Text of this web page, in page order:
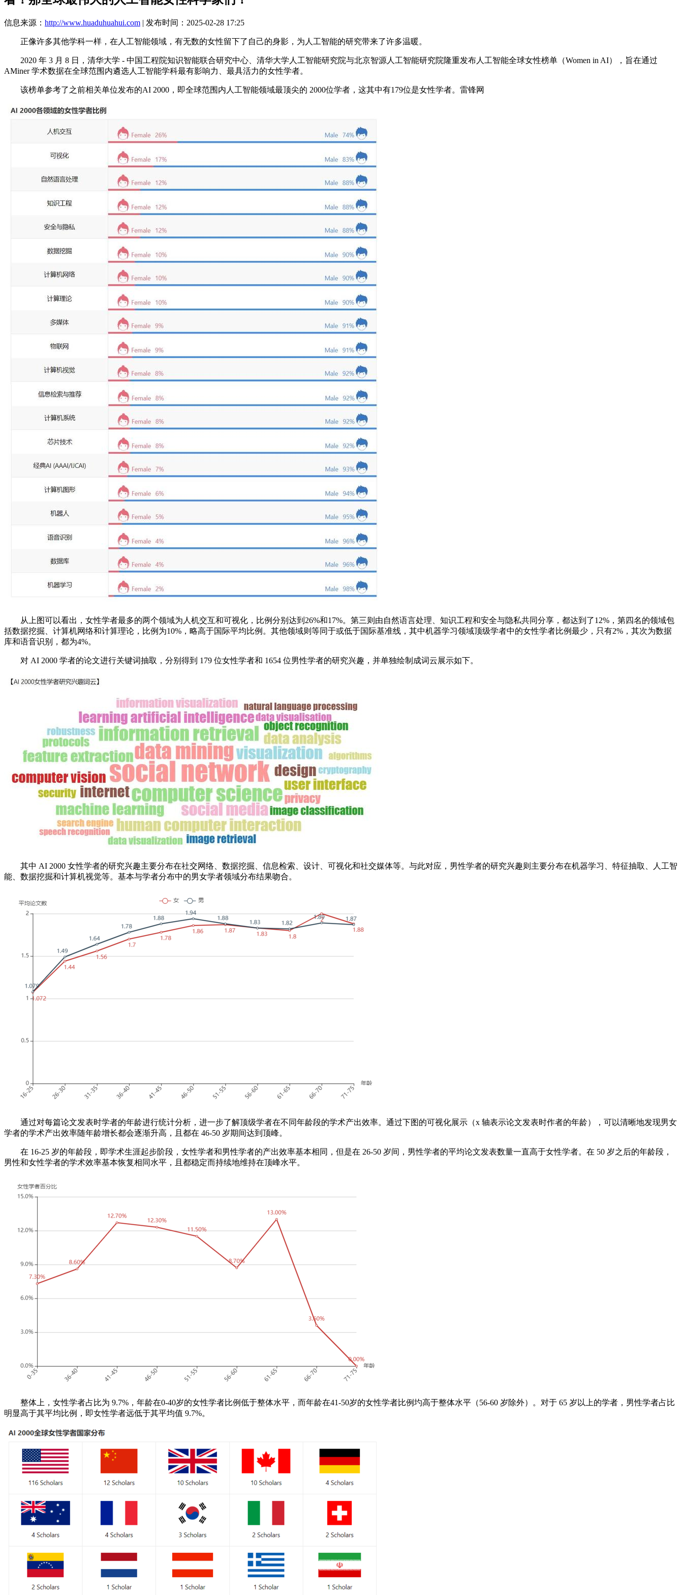
信息来源： http://www.huaduhuahui.com | 发布时间：2025-02-28 17:25
正像许多其他学科一样，在人工智能领域，有无数的女性留下了自己的身影，为人工智能的研究带来了许多温暖。
2020 年 3 月 8 日，清华大学 - 中国工程院知识智能联合研究中心、清华大学人工智能研究院与北京智源人工智能研究院隆重发布人工智能全球女性榜单（Women in AI），旨在通过
AMiner 学术数据在全球范围内遴选人工智能学科最有影响力、最具活力的女性学者。
该榜单参考了之前相关单位发布的AI 2000，即全球范围内人工智能领域最顶尖的 2000位学者，这其中有179位是女性学者。雷锋网
从上图可以看出，女性学者最多的两个领域为人机交互和可视化，比例分别达到26%和17%。第三则由自然语言处理、知识工程和安全与隐私共同分享，都达到了12%，第四名的领域包
括数据挖掘、计算机网络和计算理论，比例为10%，略高于国际平均比例。其他领域则等同于或低于国际基准线，其中机器学习领域顶级学者中的女性学者比例最少，只有2%，其次为数据
库和语音识别，都为4%。
对 AI 2000 学者的论文进行关键词抽取，分别得到 179 位女性学者和 1654 位男性学者的研究兴趣，并单独绘制成词云展示如下。
其中 AI 2000 女性学者的研究兴趣主要分布在社交网络、数据挖掘、信息检索、设计、可视化和社交媒体等。与此对应，男性学者的研究兴趣则主要分布在机器学习、特征抽取、人工智
能、数据挖掘和计算机视觉等。基本与学者分布中的男女学者领域分布结果吻合。
通过对每篇论文发表时学者的年龄进行统计分析，进一步了解顶级学者在不同年龄段的学术产出效率。通过下图的可视化展示（x 轴表示论文发表时作者的年龄），可以清晰地发现男女
学者的学术产出效率随年龄增长都会逐渐升高，且都在 46-50 岁期间达到顶峰。
在 16-25 岁的年龄段，即学术生涯起步阶段，女性学者和男性学者的产出效率基本相同，但是在 26-50 岁间，男性学者的平均论文发表数量一直高于女性学者。在 50 岁之后的年龄段，
男性和女性学者的学术效率基本恢复相同水平，且都稳定而持续地维持在顶峰水平。
整体上，女性学者占比为 9.7%，年龄在0-40岁的女性学者比例低于整体水平，而年龄在41-50岁的女性学者比例圴高于整体水平（56-60 岁除外）。对于 65 岁以上的学者，男性学者占比
明显高于其平均比例，即女性学者远低于其平均值 9.7%。